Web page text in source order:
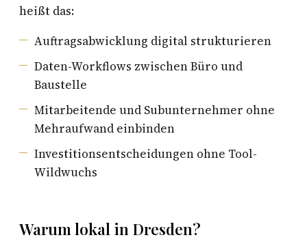
heißt das:
Auftragsabwicklung digital strukturieren
Daten-Workflows zwischen Büro und
Baustelle
Mitarbeitende und Subunternehmer ohne
Mehraufwand einbinden
Investitionsentscheidungen ohne Tool-
Wildwuchs
Warum lokal in Dresden?